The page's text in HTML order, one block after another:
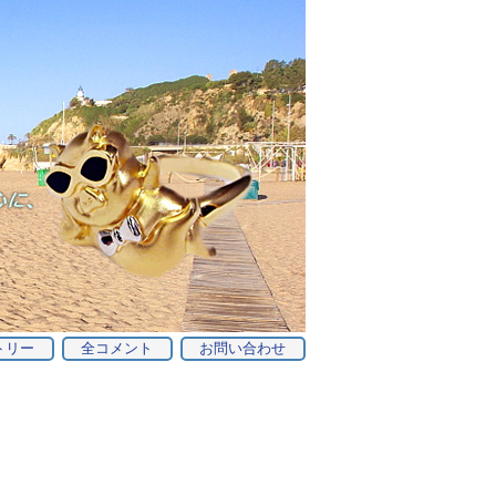
お問い合わせ
全コメント
リー